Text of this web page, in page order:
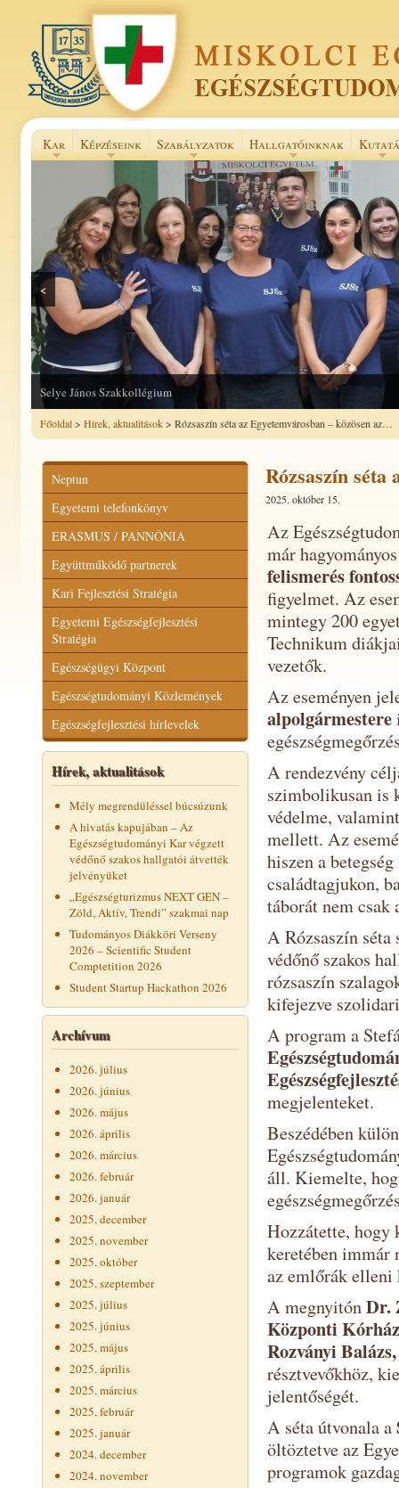
Kar Képzéseink Szabályzatok Hallgatóinknak
Selye János Szakkollégium
<
Főoldal> Hírek, aktualitások> Rózsaszín séta az Egyetemvárosban – közösen az…
Neptun
Egyetemi telefonkönyv
ERASMUS / PANNÓNIA
Együttműködő partnerek
Kari Fejlesztési Stratégia
Egyetemi Egészségfejlesztési
Stratégia
Egészségügyi Központ
Egészségtudományi Közlemények
Egészségfejlesztési hírlevelek
Hírek, aktualitások
Mély megrendüléssel búcsúzunk
A hivatás kapujában – Az
Egészségtudományi Kar végzett
védőnő szakos hallgatói átvették
jelvényüket
„Egészségturizmus NEXT GEN –
Zöld, Aktív, Trendi” szakmai nap
Tudományos Diákköri Verseny
2026 – Scientific Student
Comptetition 2026
Student Startup Hackathon 2026
Archívum
2026. július
2026. június
2026. május
2026. április
2026. március
2026. február
2026. január
2025. december
2025. november
2025. október
2025. szeptember
2025. július
2025. június
2025. május
2025. április
2025. március
2025. február
2025. január
2024. december
2024. november
Rózsaszín séta
2025. október 15.
Az
már
felismerés
figyelmet. Az
mintegy 200
Technikum
vezetők.
Az eseményen
alpolgármestere
A rendezvény
szimbolikusan is
védelme,
mellett. Az
hiszen a
családtagjukon,
táborát nem csak
A Rózsaszín séta
védőnő szakos
rózsaszín
kifejezve
A program a
megjelenteket.
Beszédében
áll. Kiemelte,
Hozzátette, hogy
keretében immár
az emlőrák elleni
A megnyitónDr.
Központi
Rozványi
résztvevőkhöz,
jelentőségét.
A séta útvonala a
öltöztetve az
programok